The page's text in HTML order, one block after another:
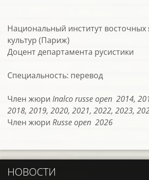
Национальный институт восточных
культур (Париж)
Доцент департамента русистики
Специальность: перевод
Член жюри Inalco russe open 2014,
2018, 2019, 2020, 2021, 2022, 2023,
Член жюри Russe open 2026
НОВОСТИ